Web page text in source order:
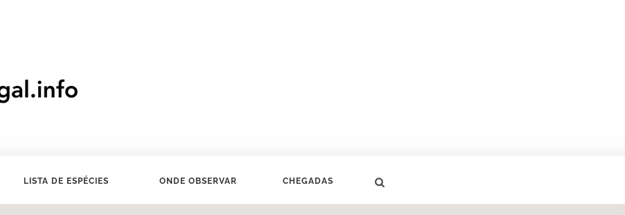
LISTA DE ESPÉCIES ONDE OBSERVAR CHEGADAS